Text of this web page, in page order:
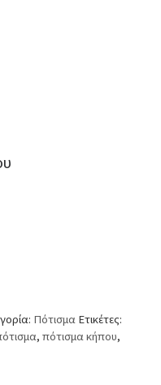
Πότισμα Ετικέτες:
, πότισμα κήπου,